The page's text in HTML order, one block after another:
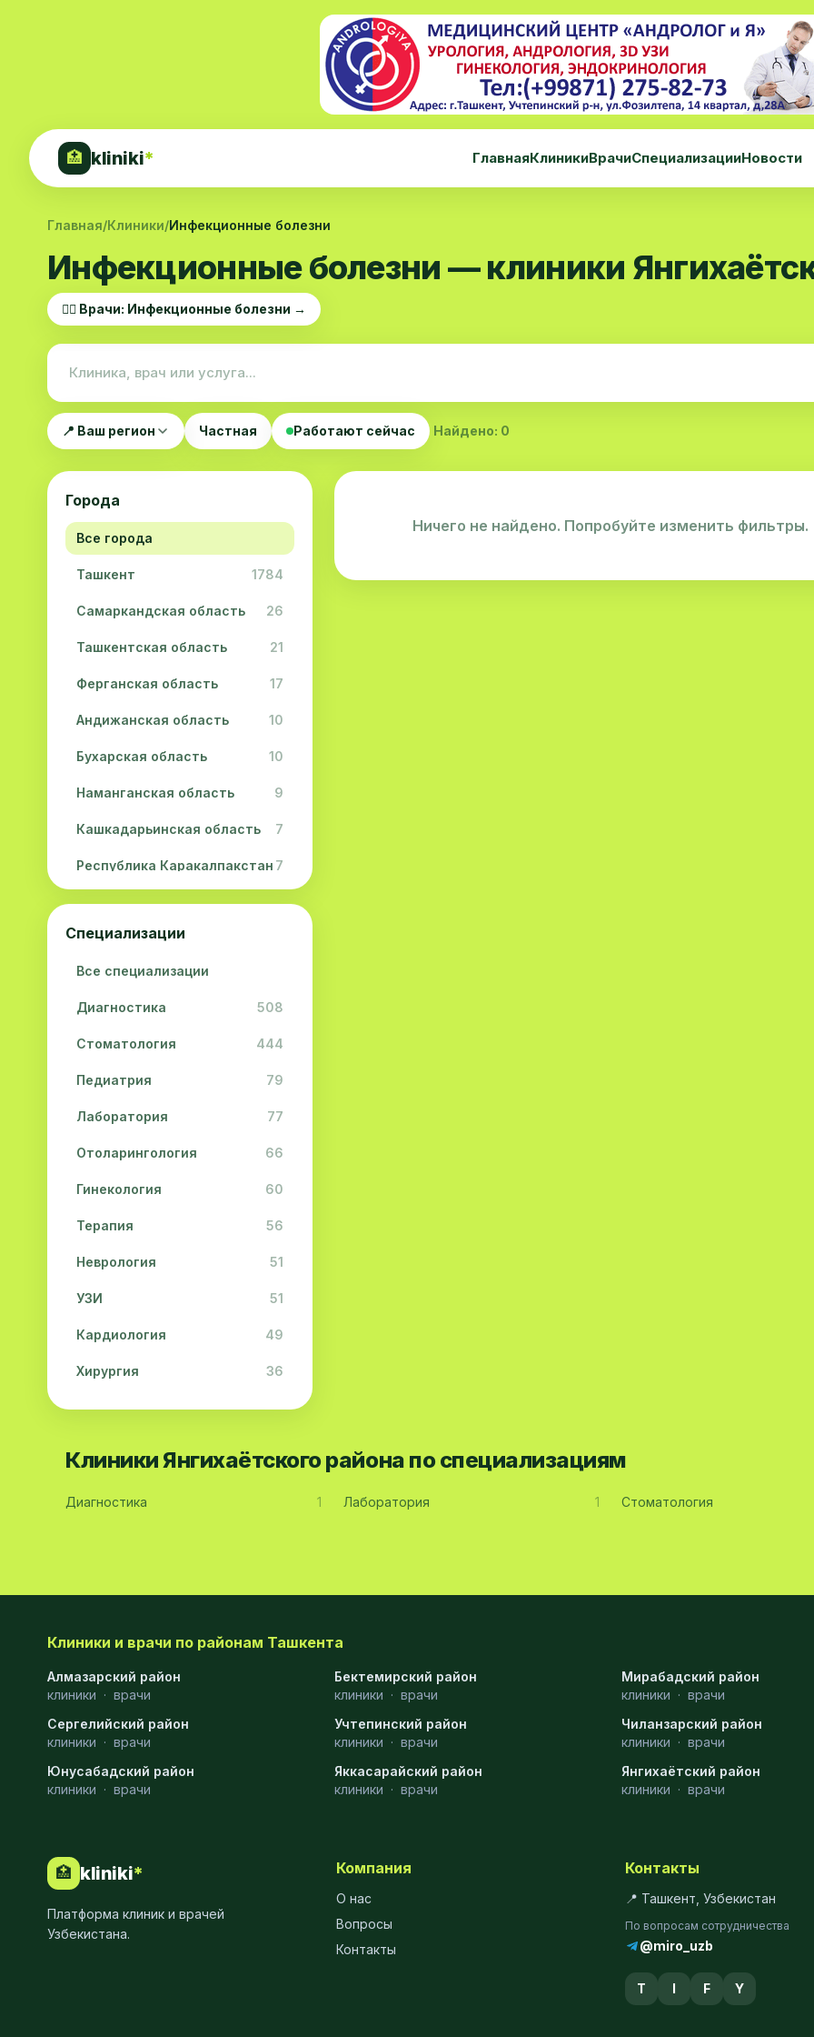
🏥 kliniki* ГлавнаяКлиникиВрачиСпециализацииНовости
Главная/Клиники/Инфекционные болезни
Инфекционные болезни — клиники
👨‍⚕️ Врачи: Инфекционные болезни →
📍 Ваш регион Частная Работают сейчас Найдено: 0
Города
Все города
Ташкент 1784
Самаркандская область 26
Ташкентская область 21
Ферганская область 17
Андижанская область 10
Бухарская область 10
Наманганская область 9
Кашкадарьинская область 7
Республика Каракалпакстан 7
Навоийская область 5
Джизакская область
Сурхандарьинская область
Сырдарьинская область 2
Хорезмская область 2
Специализации
Все специализации
Диагностика 508
Стоматология 444
Педиатрия 79
Лаборатория 77
Отоларингология 66
Гинекология 60
Терапия 56
Неврология 51
УЗИ 51
Кардиология 49
Хирургия 36
Физиотерапия 31
Акушерство
Ортопедия
Массаж
Гастроэнтерология
Андрология
Ничего не найдено. Попробуйте изменить фильтры.
Клиники Янгихаётского района по специализациям
Диагностика 1 Лаборатория 1 Стоматология
Клиники и врачи по районам Ташкента
Алмазарский район
клиники · врачи
Бектемирский район
клиники · врачи
Мирабадский район
клиники · врачи
Сергелийский район
клиники · врачи
Учтепинский район
клиники · врачи
Чиланзарский район
клиники · врачи
Юнусабадский район
клиники · врачи
Яккасарайский район
клиники · врачи
Янгихаётский район
клиники · врачи
🏥 kliniki*
Платформа клиник и врачей
Узбекистана.
Компания
О нас
Вопросы
Контакты
Контакты
📍 Ташкент, Узбекистан
По вопросам сотрудничества
@miro_uzb
T I F Y